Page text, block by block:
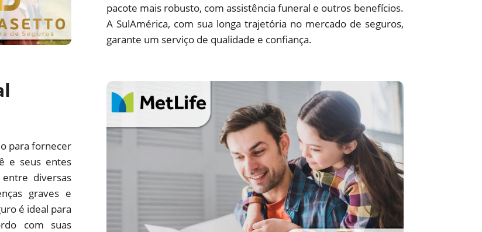
pacote mais robusto, com assistência funeral e outros benefícios.
A SulAmérica, com sua longa trajetória no mercado de seguros,
garante um serviço de qualidade e confiança.
para fornecer
e seus entes
diversas
graves e
é ideal para
com suas